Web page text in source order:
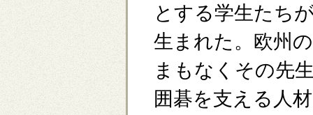
とする学生たち
生まれた。欧州
まもなくその先
囲碁を支える人